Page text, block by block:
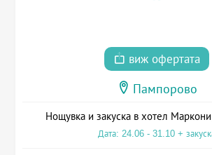
виж офертата
Пампорово
Нощувка и закуска в хотел
Дата: 24.06 - 31.10 +